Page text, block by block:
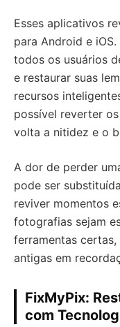
Esses aplicativos
para Android e
todos os usuários
e restaurar suas
recursos
possível reverter
volta a nitidez e o
A dor de perder
pode ser
reviver momentos
fotografias sejam
ferramentas
antigas em
FixMyPix:
com